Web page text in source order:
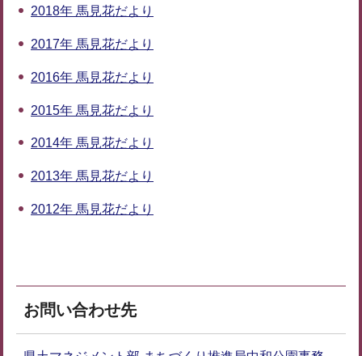
2018年 馬見花だより
2017年 馬見花だより
2016年 馬見花だより
2015年 馬見花だより
2014年 馬見花だより
2013年 馬見花だより
2012年 馬見花だより
お問い合わせ先